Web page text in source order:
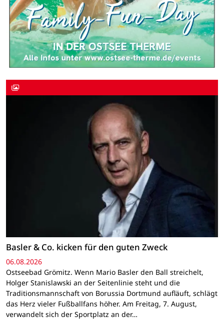
Basler & Co. kicken für den guten Zweck
06.08.2026
Ostseebad Grömitz. Wenn Mario Basler den Ball streichelt,
Holger Stanislawski an der Seitenlinie steht und die
Traditionsmannschaft von Borussia Dortmund aufläuft, schlägt
das Herz vieler Fußballfans höher. Am Freitag, 7. August,
verwandelt sich der Sportplatz an der…